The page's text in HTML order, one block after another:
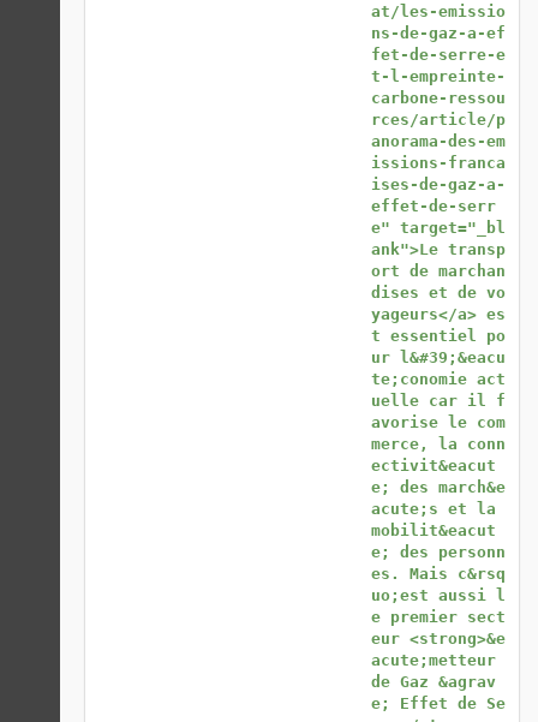
at/les-emissio
ns-de-gaz-a-ef
fet-de-serre-e
t-l-empreinte-
carbone-ressou
rces/article/p
anorama-des-em
issions-franca
ises-de-gaz-a-
effet-de-serr
e" target="_bl
ank">Le transp
ort de marchan
dises et de vo
yageurs</a> es
t essentiel po
ur l&#39;&eacu
te;conomie act
uelle car il f
avorise le com
merce, la conn
ectivit&eacut
e; des march&e
acute;s et la
mobilit&eacut
e; des personn
es. Mais c&rsq
uo;est aussi l
e premier sect
eur <strong>&e
acute;metteur
de Gaz &agrav
e; Effet de Se